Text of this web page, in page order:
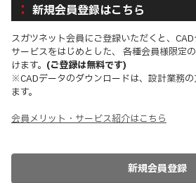
新規会員登録はこちら
スガツネット会員にご登録いただくと、
サービスをはじめとした、 各種会員様限定
けます。 (ご登録は無料です)
※CADデータのダウンロードは、設計業務
ます。
会員メリット・サービス紹介はこちら